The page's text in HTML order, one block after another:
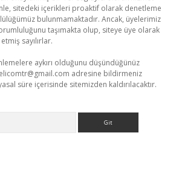
sitedeki içerikleri proaktif olarak denetleme
bulunmamaktadır. Ancak, üyelerimiz
taşımakta olup, siteye üye olarak
sayılırlar.
aykırı olduğunu düşündüğünüz
adresine bildirmeniz
süre içerisinde sitemizden kaldırılacaktır.